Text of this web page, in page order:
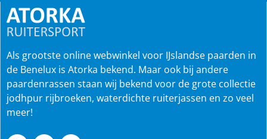
Als grootste online webwinkel voor IJslandse paarden in
de Benelux is Atorka bekend. Maar ook bij andere
paardenrassen staan wij bekend voor de grote collectie
jodhpur rijbroeken, waterdichte ruiterjassen en zo veel
meer!